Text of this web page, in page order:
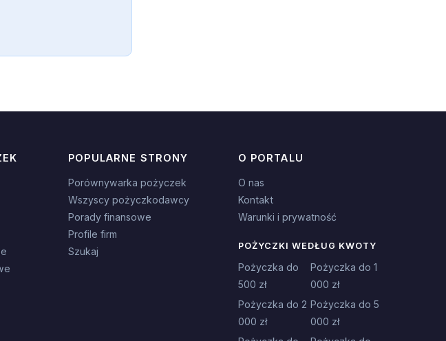
POPULARNE STRONY
Porównywarka pożyczek
Wszyscy pożyczkodawcy
Porady finansowe
Profile firm
Szukaj
O PORTALU
O nas
Kontakt
Warunki i prywatność
POŻYCZKI WEDŁUG KWOTY
Pożyczka do
500 zł
Pożyczka do 1
000 zł
Pożyczka do 2
000 zł
Pożyczka do 5
000 zł